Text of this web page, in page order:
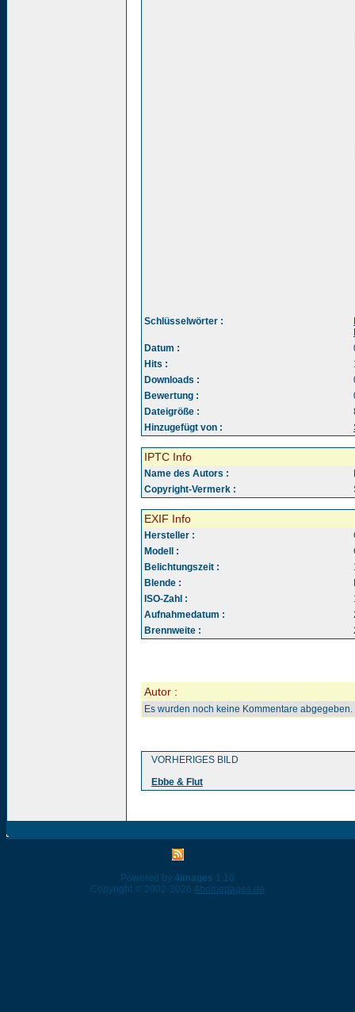
Schlüsselwörter :
Datum :
Hits :
Downloads :
Bewertung :
Dateigröße :
Hinzugefügt von :
IPTC Info
Name des Autors :
Copyright-Vermerk :
EXIF Info
Hersteller :
Modell :
Belichtungszeit :
Blende :
ISO-Zahl :
Aufnahmedatum :
Brennweite :
Autor :
Es wurden noch keine Kommentare abgegeben.
VORHERIGES BILD
Ebbe & Flut
Powered by 4images 1.10
Copyright © 2002-2026 4homepages.de